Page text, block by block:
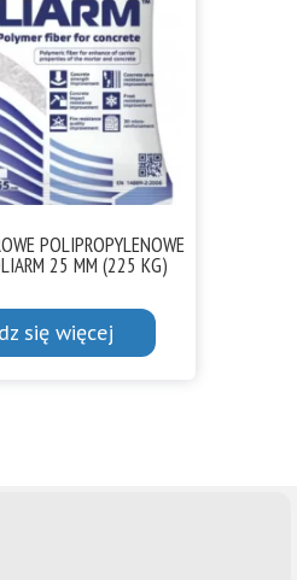
POLIPROPYLENOWE
25 MM (225 KG)
się więcej